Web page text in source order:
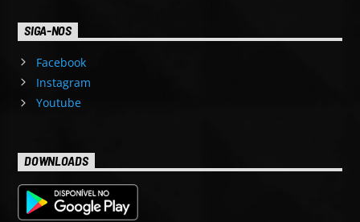
SIGA-NOS
Facebook
Instagram
Youtube
DOWNLOADS